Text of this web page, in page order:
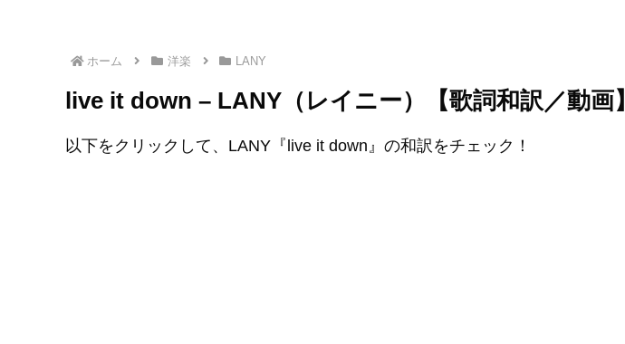
ホーム 洋楽 LANY
live it down – LANY（レイニー）【歌詞和訳／動画】
以下をクリックして、LANY『live it down』の和訳をチェック！